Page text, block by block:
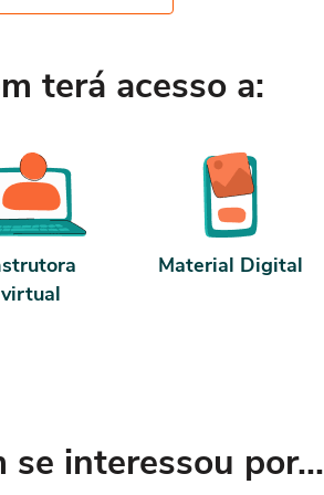
terá acesso a:
virtual
Material Digital
se interessou por...